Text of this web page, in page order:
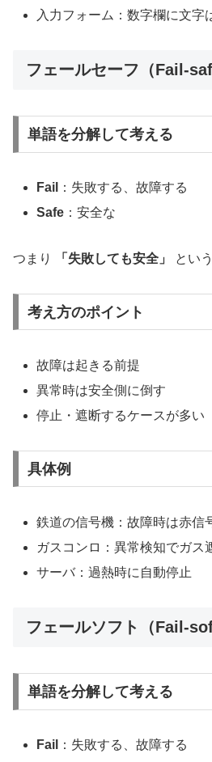
入力フォーム：数字欄に文字
フェールセーフ（Fail-
単語を分解して考える
Fail
：失敗する、故障する
Safe ：安全な
つまり 「失敗しても安全」 とい
考え方のポイント
故障は起きる前提
異常時は安全側に倒す
停止・遮断するケースが多い
具体例
鉄道の信号機：故障時は赤信
ガスコンロ：異常検知でガス
サーバ：過熱時に自動停止
フェールソフト（Fail-
単語を分解して考える
Fail
：失敗する、故障する